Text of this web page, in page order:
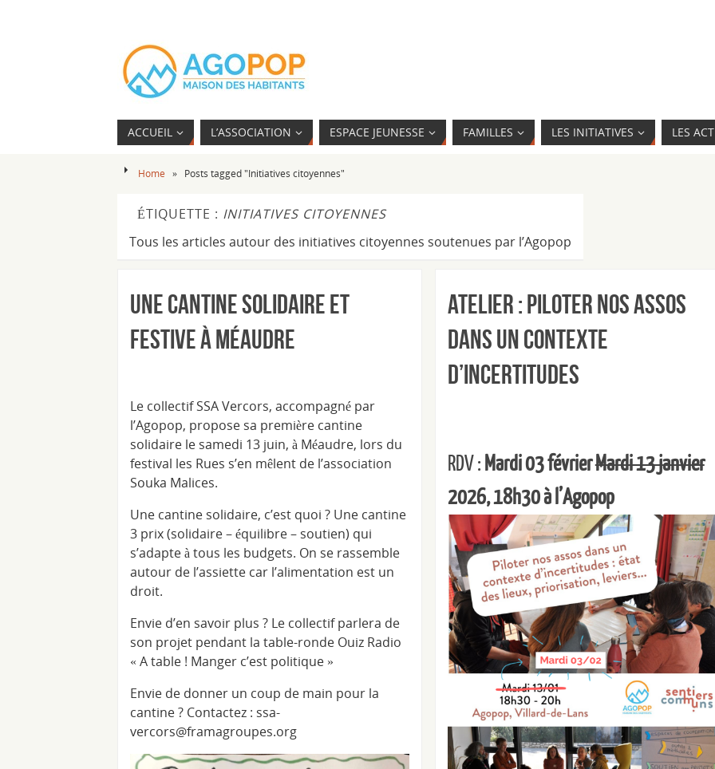
ACCUEIL L’ASSOCIATION ESPACE JEUNESSE FAMILLES LES INITIATIVES LES
Home » Posts tagged "Initiatives citoyennes"
ÉTIQUETTE : INITIATIVES CITOYENNES
Tous les articles autour des initiatives citoyennes soutenues par l’Agopop
Une cantine solidaire et
festive à Méaudre
Le collectif SSA Vercors, accompagné par
l’Agopop, propose sa première cantine
solidaire le samedi 13 juin, à Méaudre, lors du
festival les Rues s’en mêlent de l’association
Souka Malices.
Une cantine solidaire, c’est quoi ? Une cantine
3 prix (solidaire – équilibre – soutien) qui
s’adapte à tous les budgets. On se rassemble
autour de l’assiette car l’alimentation est un
droit.
Envie d’en savoir plus ? Le collectif parlera de
son projet pendant la table-ronde Ouiz Radio
« A table ! Manger c’est politique »
Envie de donner un coup de main pour la
cantine ? Contactez : ssa-
vercors@framagroupes.org
Atelier : Piloter nos assos
dans un contexte
d’incertitudes
RDV : Mardi 03 févrierMardi 13 janvier
2026, 18h30 à l’Agopop